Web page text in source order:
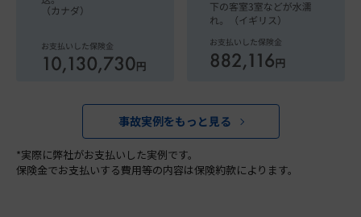
事故実例をもっと見る
*実際に弊社がお支払いした実例です。
保険金でお支払いする費用等の内容は保険約款によります。